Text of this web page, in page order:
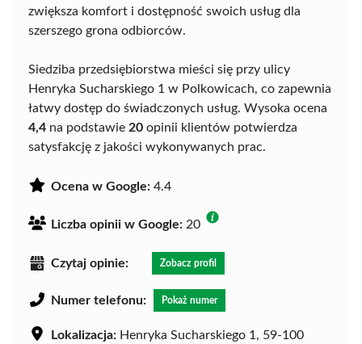
zwiększa komfort i dostępność swoich usług dla
szerszego grona odbiorców.
Siedziba przedsiębiorstwa mieści się przy ulicy
Henryka Sucharskiego 1 w Polkowicach, co zapewnia
łatwy dostęp do świadczonych usług. Wysoka ocena
4,4 na podstawie 20 opinii klientów potwierdza
satysfakcję z jakości wykonywanych prac.
Ocena w Google: 4.4
Liczba opinii w Google: 20
Czytaj opinie: Zobacz profil
Numer telefonu: Pokaż numer
Lokalizacja: Henryka Sucharskiego 1, 59-100